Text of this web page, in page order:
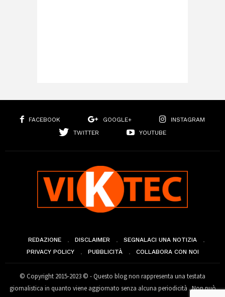
FACEBOOK GOOGLE+
INSTAGRAM
TWITTER
YOUTUBE
REDAZIONE DISCLAIMER
SEGNALACI UNA NOTIZIA
PRIVACY POLICY
PUBBLICITÀ COLLABORA CON NOI
© Copyright 2015-2023 © - Questo blog non rappresenta una testata
giornalistica in quanto viene aggiornato senza alcuna periodicità . Non può